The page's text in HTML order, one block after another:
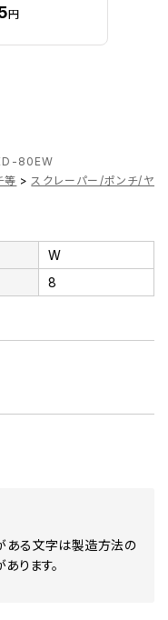
円
80EW
等 > スクレーパー/ポンチ/ヤス
W
8
がある文字は製造方法の
ります。